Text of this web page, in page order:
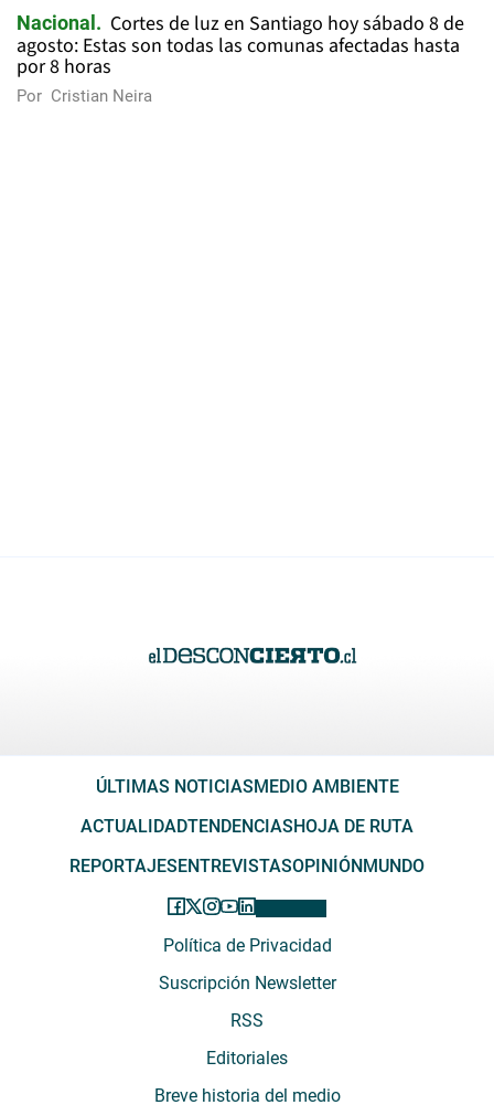
Nacional
Cortes de luz en Santiago hoy sábado 8 de
agosto: Estas son todas las comunas afectadas hasta
por 8 horas
Por Cristian Neira
ÚLTIMAS NOTICIASMEDIO AMBIENTE
ACTUALIDADTENDENCIASHOJA DE RUTA
REPORTAJESENTREVISTASOPINIÓNMUNDO
Política de Privacidad
Suscripción Newsletter
RSS
Editoriales
Breve historia del medio